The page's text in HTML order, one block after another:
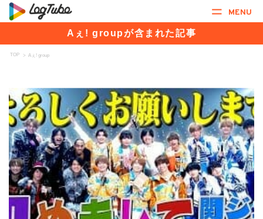
MENU
Aぇ! groupが含まれた記事
TOP > Aぇ! group